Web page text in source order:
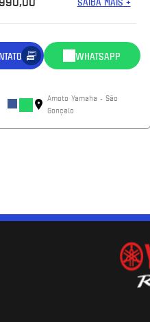
WHATSAPP
Amoto Yamaha - São
Gonçalo